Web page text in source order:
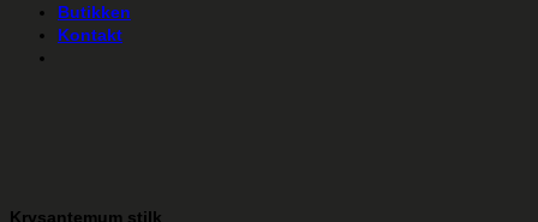
Butikken
Kontakt
Krysantemum stilk